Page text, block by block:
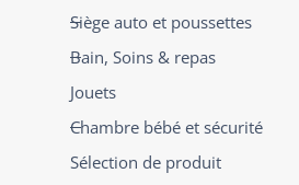
Siège auto et poussettes
Bain, Soins & repas
Jouets
Chambre bébé et sécurité
Sélection de produit